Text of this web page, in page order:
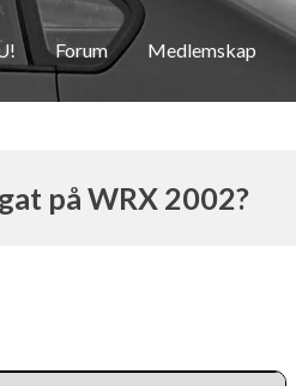
Forum Medlemskap
på WRX 2002?